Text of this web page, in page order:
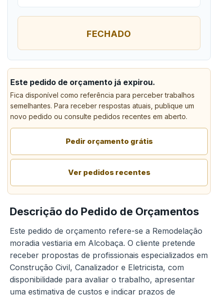
FECHADO
Este pedido de orçamento já expirou.
Fica disponível como referência para perceber trabalhos
semelhantes. Para receber respostas atuais, publique um
novo pedido ou consulte pedidos recentes em aberto.
Pedir orçamento grátis
Ver pedidos recentes
Descrição do Pedido de Orçamentos
Este pedido de orçamento refere-se a Remodelação
moradia vestiaria em Alcobaça. O cliente pretende
receber propostas de profissionais especializados em
Construção Civil, Canalizador e Eletricista, com
disponibilidade para avaliar o trabalho, apresentar
uma estimativa de custos e indicar prazos de